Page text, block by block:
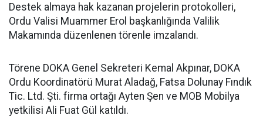
Destek almaya hak kazanan projelerin protokolleri,
Ordu Valisi Muammer Erol başkanlığında Valilik
Makamında düzenlenen törenle imzalandı.
Törene DOKA Genel Sekreteri Kemal Akpınar, DOKA
Ordu Koordinatörü Murat Aladağ, Fatsa Dolunay Fındık
Tic. Ltd. Şti. firma ortağı Ayten Şen ve MOB Mobilya
yetkilisi Ali Fuat Gül katıldı.